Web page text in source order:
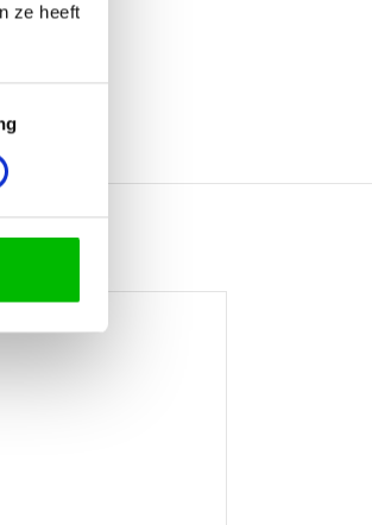
ze heeft